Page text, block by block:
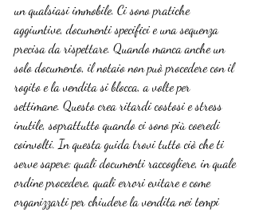
un qualsiasi immobile. Ci sono pratiche
aggiuntive, documenti specifici e una sequenza
precisa da rispettare. Quando manca anche un
solo documento, il notaio non può procedere con il
rogito e la vendita si blocca, a volte per
settimane. Questo crea ritardi costosi e stress
inutile, soprattutto quando ci sono più coeredi
coinvolti. In questa guida trovi tutto ciò che ti
serve sapere: quali documenti raccogliere, in quale
ordine procedere, quali errori evitare e come
organizzarti per chiudere la vendita nei tempi